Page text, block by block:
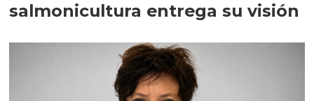
salmonicultura entrega su visión